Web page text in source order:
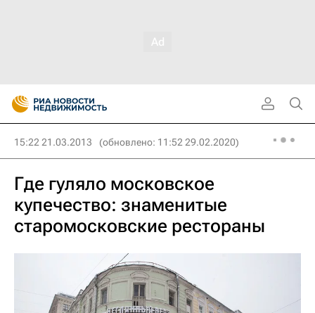
15:22 21.03.2013 (обновлено: 11:52 29.02.2020)
Где гуляло московское
купечество: знаменитые
старомосковские рестораны